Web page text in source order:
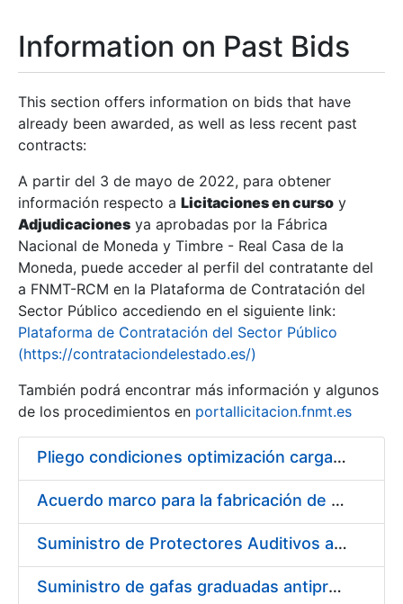
Show/Hide
Show/Hide
Show/Hide
Information on Past Bids
This section offers information on bids that have
already been awarded, as well as less recent past
contracts:
A partir del 3 de mayo de 2022, para obtener
información respecto a Licitaciones en curso y
Adjudicaciones ya aprobadas por la Fábrica
Nacional de Moneda y Timbre - Real Casa de la
Moneda, puede acceder al perfil del contratante del
a FNMT-RCM en la Plataforma de Contratación del
Sector Público accediendo en el siguiente link:
Plataforma de Contratación del Sector Público
(https://contrataciondelestado.es/)
También podrá encontrar más información y algunos
de los procedimientos en portallicitacion.fnmt.es
Pliego condiciones optimización cargas compras firmado
Acuerdo marco para la fabricación de piezas
Suministro de Protectores Auditivos a medida para las personas trabajadoras de los Centros de Trabajo de Madrid y Burgos
Suministro de gafas graduadas antiproyecciones para los trabajadores de la FNMT-RCM en los centros de trabajo de Madrid y Burgos